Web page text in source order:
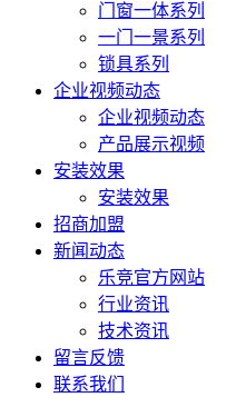
门窗一体系列
一门一景系列
锁具系列
企业视频动态
企业视频动态
产品展示视频
安装效果
安装效果
招商加盟
新闻动态
乐竞官方网站
行业资讯
技术资讯
留言反馈
联系我们